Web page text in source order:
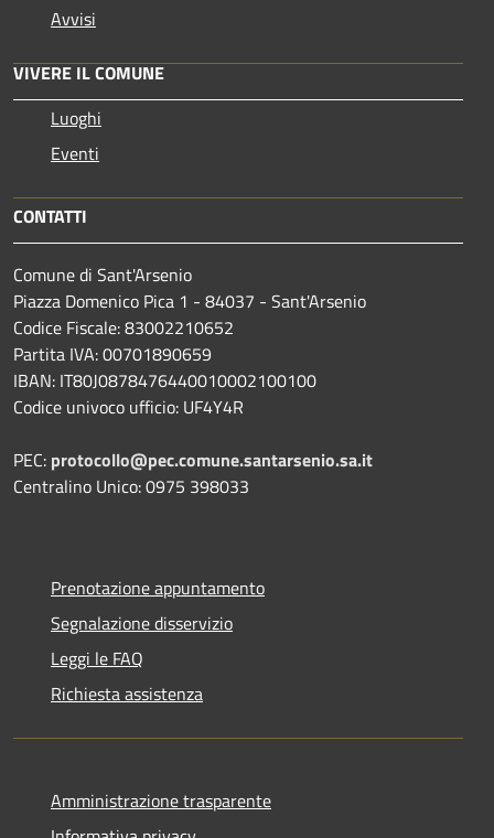
Avvisi
VIVERE IL COMUNE
Luoghi
Eventi
CONTATTI
Comune di Sant'Arsenio
Piazza Domenico Pica 1 - 84037 - Sant'Arsenio
Codice Fiscale: 83002210652
Partita IVA: 00701890659
IBAN: IT80J0878476440010002100100
Codice univoco ufficio: UF4Y4R
PEC: protocollo@pec.comune.santarsenio.sa.it
Centralino Unico: 0975 398033
Prenotazione appuntamento
Segnalazione disservizio
Leggi le FAQ
Richiesta assistenza
Amministrazione trasparente